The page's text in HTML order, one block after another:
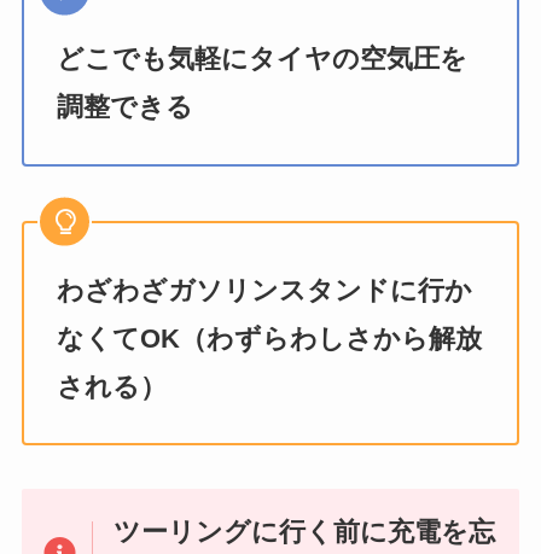
どこでも気軽にタイヤの空気圧を
調整できる
わざわざガソリンスタンドに行か
なくてOK（わずらわしさから解放
される）
ツーリングに行く前に充電を忘